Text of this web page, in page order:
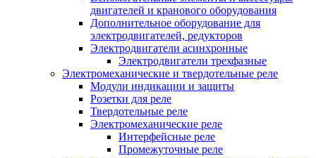
двигателей и кранового оборудования
Дополнительное оборудование для
электродвигателей, редукторов
Электродвигатели асинхронные
Электродвигатели трехфазные
Электромеханические и твердотельные реле
Модули индикации и защиты
Розетки для реле
Твердотельные реле
Электромеханические реле
Интерфейсные реле
Промежуточные реле